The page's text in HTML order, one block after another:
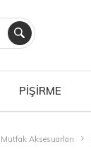
PİŞİRME
Mutfak Aksesuarları